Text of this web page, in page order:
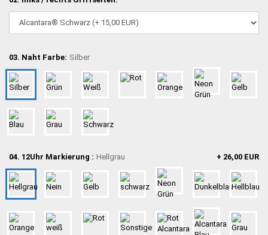
03. Naht Farbe: Silber
04. 12Uhr Markierung : Hellgrau + 26,00 EUR